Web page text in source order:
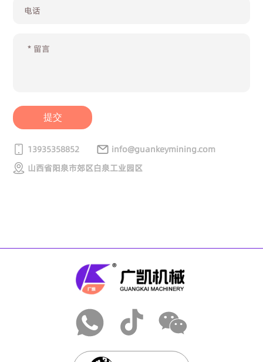
提交
13935358852
info@guankeymining.com
山西省阳泉市郊区白泉工业园区